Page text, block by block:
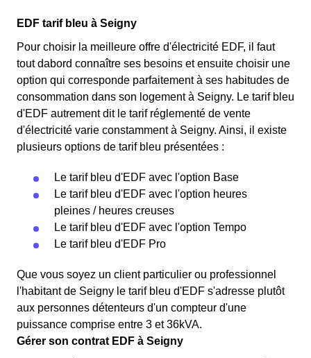
EDF tarif bleu à Seigny
Pour choisir la meilleure offre d'électricité EDF, il faut
tout dabord connaître ses besoins et ensuite choisir une
option qui corresponde parfaitement à ses habitudes de
consommation dans son logement à Seigny. Le tarif bleu
d'EDF autrement dit le tarif réglementé de vente
d'électricité varie constamment à Seigny. Ainsi, il existe
plusieurs options de tarif bleu présentées :
Le tarif bleu d'EDF avec l'option Base
Le tarif bleu d'EDF avec l'option heures
pleines / heures creuses
Le tarif bleu d'EDF avec l'option Tempo
Le tarif bleu d'EDF Pro
Que vous soyez un client particulier ou professionnel
l'habitant de Seigny le tarif bleu d'EDF s'adresse plutôt
aux personnes détenteurs d'un compteur d'une
puissance comprise entre 3 et 36kVA.
Gérer son contrat EDF à Seigny